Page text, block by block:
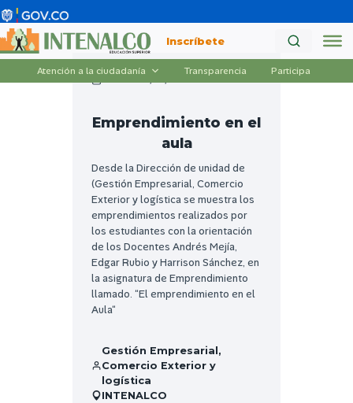
Saltar
al
contenido
Inscríbete
Atención a la ciudadanía Transparencia Participa
Emprendimiento en el
aula
Desde la Dirección de unidad de
(Gestión Empresarial, Comercio
Exterior y logística se muestra los
emprendimientos realizados por
los estudiantes con la orientación
de los Docentes Andrés Mejía,
Edgar Rubio y Harrison Sánchez, en
la asignatura de Emprendimiento
llamado. “El emprendimiento en el
Aula“
Gestión Empresarial,
Comercio Exterior y
logística
INTENALCO